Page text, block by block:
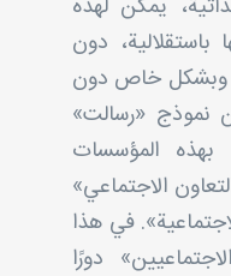
دون
وبشكل خاص دون
نموذج «رسالت»
بهذه المؤسسات
الاجتماعي»
في هذا
دورًا